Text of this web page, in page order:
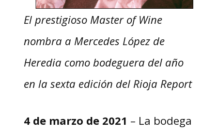
El prestigioso Master of Wine
nombra a Mercedes López de
Heredia como bodeguera del año
en la sexta edición del Rioja Report
4 de marzo de 2021 – La bodega